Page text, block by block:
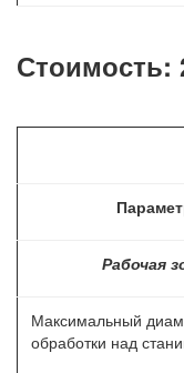
Стоимость:
Рабочая
Максимальный
обработки над